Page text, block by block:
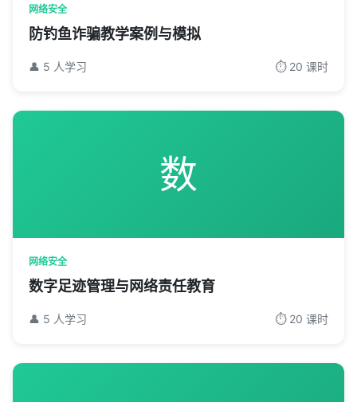
网络安全
防钓鱼诈骗教学案例与模拟
👤 5 人学习 ⏱️ 20 课时
数
网络安全
数字足迹管理与网络责任教育
👤 5 人学习 ⏱️ 20 课时